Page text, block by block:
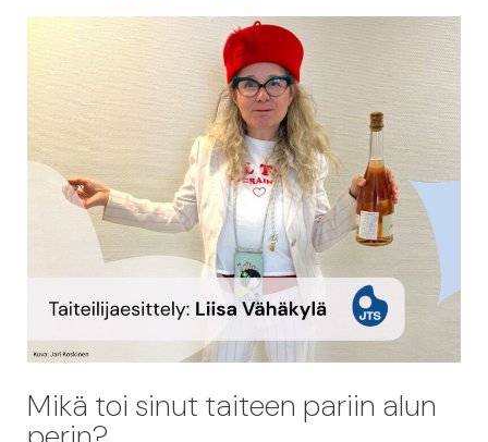
Mikä toi sinut taiteen pariin alun